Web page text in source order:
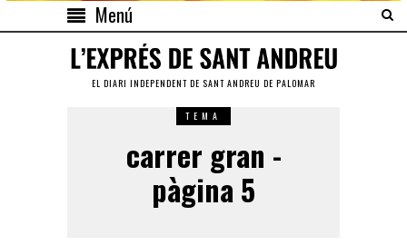
Menú
EL DIARI INDEPENDENT DE SANT ANDREU DE PALOMAR
TEMA
carrer gran -
pàgina 5